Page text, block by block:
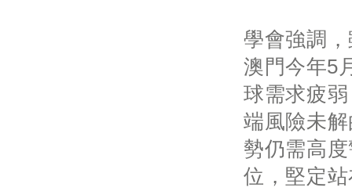
學會強調
澳門今年5
球需求疲
端風險未
勢仍需高
位，堅定